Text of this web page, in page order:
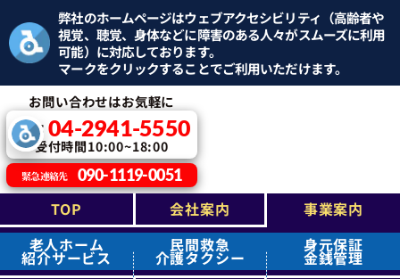
弊社のホームページはウェブアクセシビリティ（高齢者や
視覚、聴覚、身体などに障害のある人々がスムーズに利用
可能）に対応しております。
マークをクリックすることでご利用いただけます。
お問い合わせはお気軽に
TEL：04-2941-5550
受付時間10:00~18:00
緊急連絡先 090-1119-0051
TOP 会社案内
事業案内
老人ホーム
紹介サービス
民間救急
介護タクシー
身元保証
金銭管理